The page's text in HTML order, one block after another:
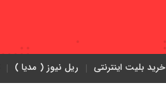
خرید بلیت اینترنتی ریل نیوز ( مدیا )